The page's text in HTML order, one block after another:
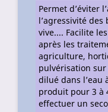
Permet d’éviter
l’agressivité
vive.... Facilite
après les
agriculture,
pulvérisation
dilué dans l’eau
produit pour 3 à
effectuer un